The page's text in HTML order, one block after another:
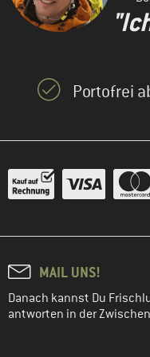
Portofrei
MAIL UNS!
Danach kannst Du
antworten in der